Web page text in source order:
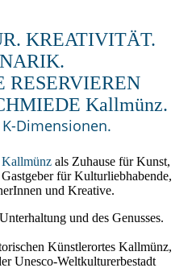
KREATIVITÄT.
RESERVIEREN
Kallmünz.
Dimensionen.
als Zuhause für Kunst,
für Kulturliebhabende,
und Kreative.
und des Genusses.
Künstlerortes Kallmünz,
Unesco-Weltkulturerbestadt